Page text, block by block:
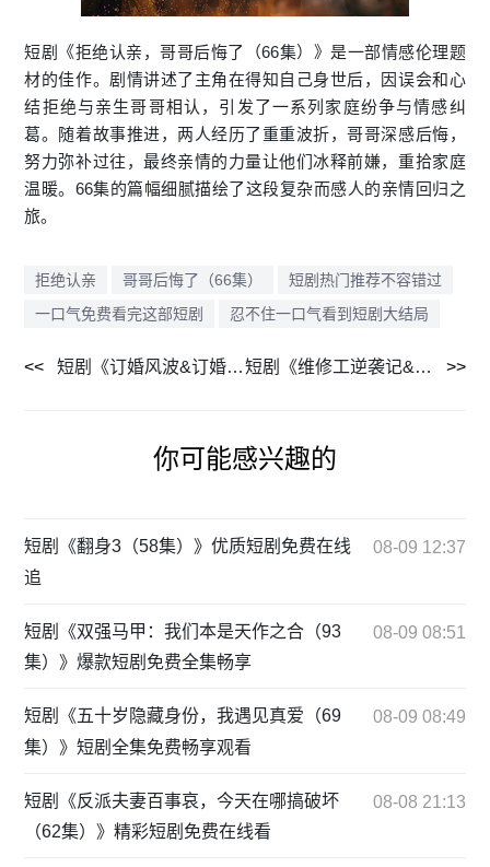
短剧《拒绝认亲，哥哥后悔了（66集）》是一部情感伦理题
材的佳作。剧情讲述了主角在得知自己身世后，因误会和心
结拒绝与亲生哥哥相认，引发了一系列家庭纷争与情感纠
葛。随着故事推进，两人经历了重重波折，哥哥深感后悔，
努力弥补过往，最终亲情的力量让他们冰释前嫌，重拾家庭
温暖。66集的篇幅细腻描绘了这段复杂而感人的亲情回归之
旅。
拒绝认亲 哥哥后悔了（66集）
短剧热门推荐不容错过
一口气免费看完这部短剧
忍不住一口气看到短剧大结局
短剧《订婚风波&订婚上风波（49集）》每日更新追剧爽 短剧《维修工逆袭记&情定佳人之逆袭总裁＆职场逆袭遇佳人＆我爱我家（80集）》全集高清在线观看
你可能感兴趣的
短剧《翻身3（58集）》优质短剧免费在线
追
08-09 12:37
短剧《双强马甲：我们本是天作之合（93
集）》爆款短剧免费全集畅享
08-09 08:51
短剧《五十岁隐藏身份，我遇见真爱（69
集）》短剧全集免费畅享观看
08-09 08:49
短剧《反派夫妻百事哀，今天在哪搞破坏
（62集）》精彩短剧免费在线看
08-08 21:13